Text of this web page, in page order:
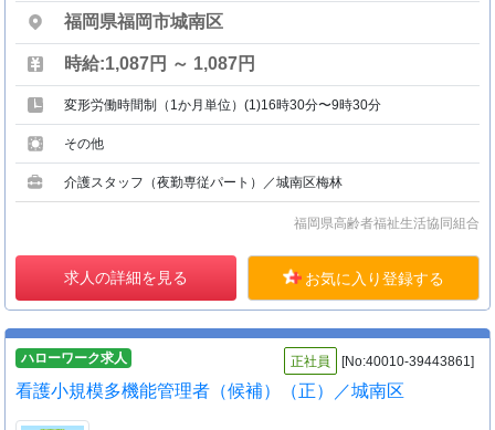
福岡県福岡市城南区
時給:1,087円 ～ 1,087円
変形労働時間制（1か月単位）(1)16時30分〜9時30分
その他
介護スタッフ（夜勤専従パート）／城南区梅林
福岡県高齢者福祉生活協同組合
求人の詳細を見る お気に入り登録する
ハローワーク求人 正社員 [No:40010-39443861]
看護小規模多機能管理者（候補）（正）／城南区